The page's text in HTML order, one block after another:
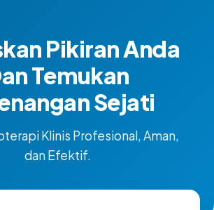
Pikiran Anda
Temukan
Sejati
Klinis Profesional, Aman,
dan Efektif.